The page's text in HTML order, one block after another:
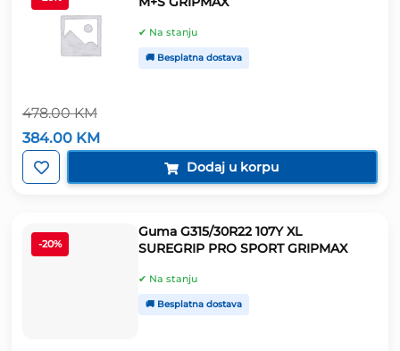
478.00KM
Izvorna
cijena
bila
je:
384.00 KM
cijena
384.00 KM.
✔ Na stanju
🚚 Besplatna dostava
Dodaj u korpu
-20%
Guma G315/30R22 107Y XL
SUREGRIP PRO SPORT GRIPMAX
✔ Na stanju
🚚 Besplatna dostava